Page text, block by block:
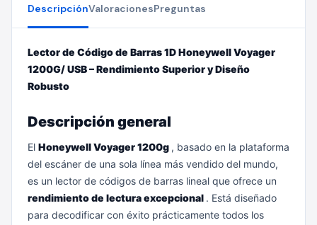
DescripciónValoracionesPreguntas
Lector de Código de Barras 1D Honeywell Voyager
1200G/ USB – Rendimiento Superior y Diseño
Robusto
Descripción general
El Honeywell Voyager 1200g , basado en la plataforma
del escáner de una sola línea más vendido del mundo,
es un lector de códigos de barras lineal que ofrece un
rendimiento de lectura excepcional . Está diseñado
para decodificar con éxito prácticamente todos los